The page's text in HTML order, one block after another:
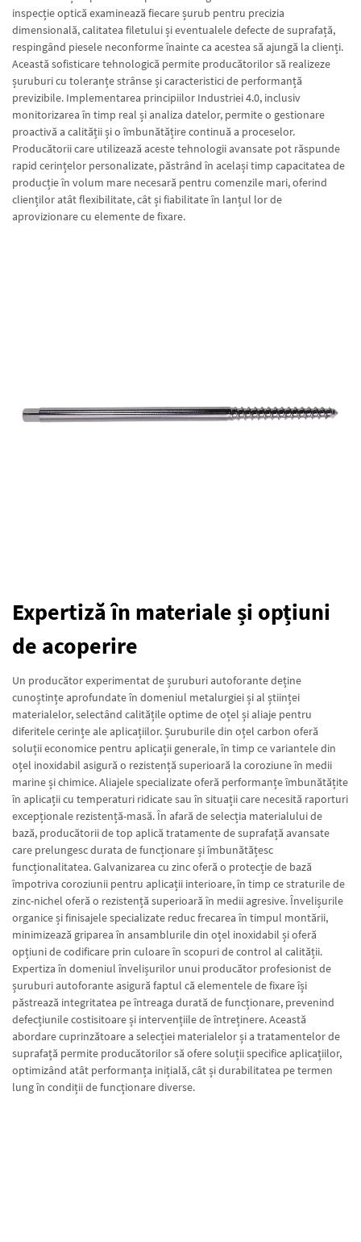
inspecție optică examinează fiecare șurub pentru precizia
dimensională, calitatea filetului și eventualele defecte de suprafață,
respingând piesele neconforme înainte ca acestea să ajungă la clienți.
Această sofisticare tehnologică permite producătorilor să realizeze
șuruburi cu toleranțe strânse și caracteristici de performanță
previzibile. Implementarea principiilor Industriei 4.0, inclusiv
monitorizarea în timp real și analiza datelor, permite o gestionare
proactivă a calității și o îmbunătățire continuă a proceselor.
Producătorii care utilizează aceste tehnologii avansate pot răspunde
rapid cerințelor personalizate, păstrând în același timp capacitatea de
producție în volum mare necesară pentru comenzile mari, oferind
clienților atât flexibilitate, cât și fiabilitate în lanțul lor de
aprovizionare cu elemente de fixare.
Expertiză în materiale și opțiuni
de acoperire
Un producător experimentat de șuruburi autoforante deține
cunoștințe aprofundate în domeniul metalurgiei și al științei
materialelor, selectând calitățile optime de oțel și aliaje pentru
diferitele cerințe ale aplicațiilor. Șuruburile din oțel carbon oferă
soluții economice pentru aplicații generale, în timp ce variantele din
oțel inoxidabil asigură o rezistență superioară la coroziune în medii
marine și chimice. Aliajele specializate oferă performanțe îmbunătățite
în aplicații cu temperaturi ridicate sau în situații care necesită raporturi
excepționale rezistență-masă. În afară de selecția materialului de
bază, producătorii de top aplică tratamente de suprafață avansate
care prelungesc durata de funcționare și îmbunătățesc
funcționalitatea. Galvanizarea cu zinc oferă o protecție de bază
împotriva coroziunii pentru aplicații interioare, în timp ce straturile de
zinc-nichel oferă o rezistență superioară în medii agresive. Învelișurile
organice și finisajele specializate reduc frecarea în timpul montării,
minimizează griparea în ansamblurile din oțel inoxidabil și oferă
opțiuni de codificare prin culoare în scopuri de control al calității.
Expertiza în domeniul învelișurilor unui producător profesionist de
șuruburi autoforante asigură faptul că elementele de fixare își
păstrează integritatea pe întreaga durată de funcționare, prevenind
defecțiunile costisitoare și intervențiile de întreținere. Această
abordare cuprinzătoare a selecției materialelor și a tratamentelor de
suprafață permite producătorilor să ofere soluții specifice aplicațiilor,
optimizând atât performanța inițială, cât și durabilitatea pe termen
lung în condiții de funcționare diverse.